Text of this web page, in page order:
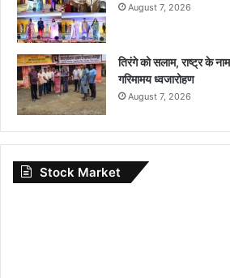
August 7, 2026
तिरंगे को सलाम, राष्ट्र के
गरिमामय ध्वजारोहण
August 7, 2026
Stock Market